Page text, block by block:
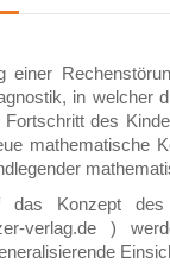
einer
in welcher
Fortschritt des
mathematische
das Konzept
verlag.de )